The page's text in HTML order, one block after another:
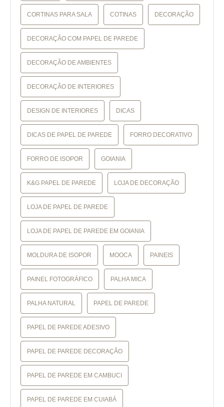
CORTINAS PARA SALA COTINAS DECORAÇÃO
DECORAÇÃO COM PAPEL DE PAREDE
DECORAÇÃO DE AMBIENTES
DECORAÇÃO DE INTERIORES
DESIGN DE INTERIORES DICAS
DICAS DE PAPEL DE PAREDE FORRO DECORATIVO
FORRO DE ISOPOR GOIANIA
K&G PAPEL DE PAREDE LOJA DE DECORAÇÃO
LOJA DE PAPEL DE PAREDE
LOJA DE PAPEL DE PAREDE EM GOIANIA
MOLDURA DE ISOPOR MOOCA PAINEIS
PAINEL FOTOGRÁFICO PALHA MICA
PALHA NATURAL PAPEL DE PAREDE
PAPEL DE PAREDE ADESIVO
PAPEL DE PAREDE DECORAÇÃO
PAPEL DE PAREDE EM CAMBUCI
PAPEL DE PAREDE EM CUIABÁ